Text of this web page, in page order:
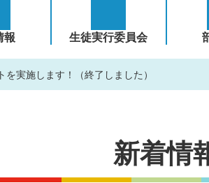
報 生徒実行委員会
実施します！（終了しました）
新着情